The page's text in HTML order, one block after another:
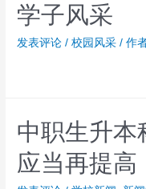
学子风采
发表评论 /校园风采 / 作
中职生升本
应当再提高